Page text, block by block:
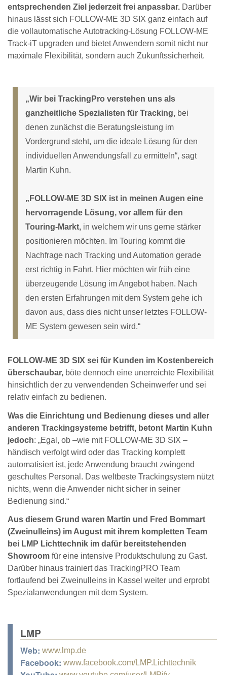
entsprechenden Ziel jederzeit frei anpassbar. Darüber
hinaus lässt sich FOLLOW-ME 3D SIX ganz einfach auf
die vollautomatische Autotracking-Lösung FOLLOW-ME
Track-iT upgraden und bietet Anwendern somit nicht nur
maximale Flexibilität, sondern auch Zukunftssicherheit.
„Wir bei TrackingPro verstehen uns als
ganzheitliche Spezialisten für Tracking, bei
denen zunächst die Beratungsleistung im
Vordergrund steht, um die ideale Lösung für den
individuellen Anwendungsfall zu ermitteln“, sagt
Martin Kuhn.
„FOLLOW-ME 3D SIX ist in meinen Augen eine
hervorragende Lösung, vor allem für den
Touring-Markt, in welchem wir uns gerne stärker
positionieren möchten. Im Touring kommt die
Nachfrage nach Tracking und Automation gerade
erst richtig in Fahrt. Hier möchten wir früh eine
überzeugende Lösung im Angebot haben. Nach
den ersten Erfahrungen mit dem System gehe ich
davon aus, dass dies nicht unser letztes FOLLOW-
ME System gewesen sein wird.“
FOLLOW-ME 3D SIX sei für Kunden im Kostenbereich
überschaubar, böte dennoch eine unerreichte Flexibilität
hinsichtlich der zu verwendenden Scheinwerfer und sei
relativ einfach zu bedienen.
Was die Einrichtung und Bedienung dieses und aller
anderen Trackingsysteme betrifft, betont Martin Kuhn
jedoch: „Egal, ob –wie mit FOLLOW-ME 3D SIX –
händisch verfolgt wird oder das Tracking komplett
automatisiert ist, jede Anwendung braucht zwingend
geschultes Personal. Das weltbeste Trackingsystem nützt
nichts, wenn die Anwender nicht sicher in seiner
Bedienung sind.“
Aus diesem Grund waren Martin und Fred Bommart
(Zweinulleins) im August mit ihrem kompletten Team
bei LMP Lichttechnik im dafür bereitstehenden
Showroom für eine intensive Produktschulung zu Gast.
Darüber hinaus trainiert das TrackingPRO Team
fortlaufend bei Zweinulleins in Kassel weiter und erprobt
Spezialanwendungen mit dem System.
LMP
Web: www.lmp.de
Facebook: www.facebook.com/LMP.Lichttechnik